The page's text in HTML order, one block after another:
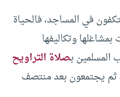
في المساجد، فالحياة
وتكاليفها
المسلمين بصلاة التراويح
ثم يجتمعون بعد منتصف